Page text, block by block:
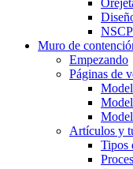
Muro de
Empezando
Páginas de
Artículos y
Tipos